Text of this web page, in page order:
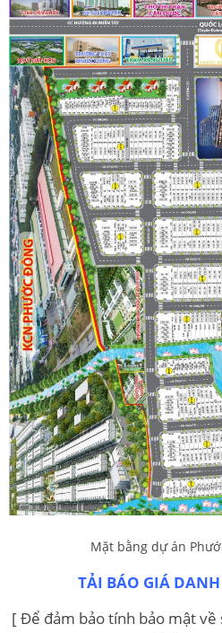
Mặt bằng dự án
TẢI BÁO GIÁ
[ Để đảm bảo tính bảo mật về